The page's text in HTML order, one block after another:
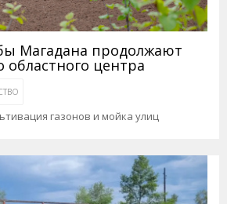
Магадана продолжают
областного центра
газонов и мойка улиц